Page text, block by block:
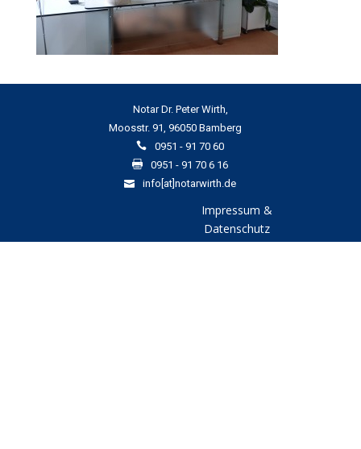
Notar Dr. Peter Wirth,
Moosstr. 91, 96050 Bamberg
0951 - 91 70 60
0951 - 91 70 6 16
info[at]notarwirth.de
Impressum &
Datenschutz